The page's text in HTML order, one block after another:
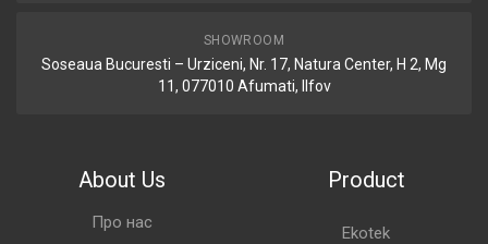
SHOWROOM
Soseaua Bucuresti – Urziceni, Nr. 17, Natura Center, H 2, Mg
11, 077010 Afumati, Ilfov
About Us
Про нас
Product
Ekotek